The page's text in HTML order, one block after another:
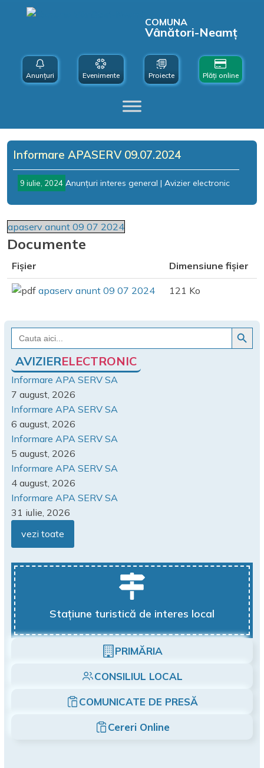
COMUNA
Vânători-Neamț
Anunțuri Evenimente Proiecte Plăți online
Informare APASERV 09.07.2024
9 iulie, 2024 Anunțuri interes general | Avizier electronic
apaserv anunt 09 07 2024
Documente
Fișier Dimensiune fișier
apaserv anunt 09 07 2024 121 Ko
Search
for:
Search Button
AVIZIERELECTRONIC
Informare APA SERV SA
7 august, 2026
Informare APA SERV SA
6 august, 2026
Informare APA SERV SA
5 august, 2026
Informare APA SERV SA
4 august, 2026
Informare APA SERV SA
31 iulie, 2026
vezi toate
Stațiune turistică de interes local
PRIMĂRIA
CONSILIUL LOCAL
COMUNICATE DE PRESĂ
Cereri Online